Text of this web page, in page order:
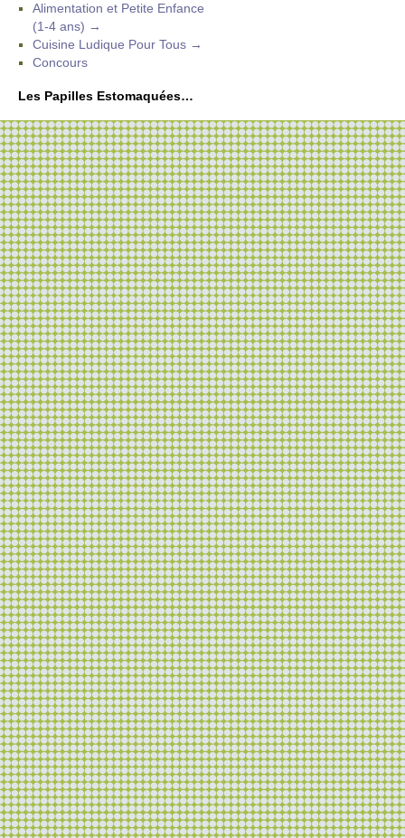
Alimentation et Petite Enfance
(1-4 ans) →
Cuisine Ludique Pour Tous →
Concours
Les Papilles Estomaquées…